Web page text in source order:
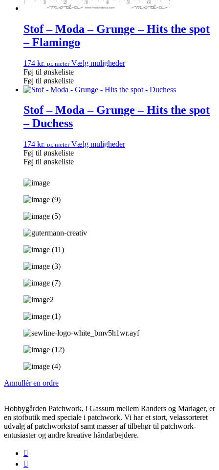
Stof – Moda – Grunge – Hits the spot
– Flamingo
174 kr. pr. meter Vælg muligheder
Føj til ønskeliste
Føj til ønskeliste
Stof – Moda – Grunge – Hits the spot
– Duchess
174 kr. pr. meter Vælg muligheder
Føj til ønskeliste
Føj til ønskeliste
Annullér en ordre
Hobbygården Patchwork, i Gassum mellem Randers og Mariager, er
en stofbutik med speciale i patchwork. Vi har et stort, velassorteret
udvalg af patchworkstof samt masser af tilbehør til patchwork-
entusiaster og andre kreative håndarbejdere.